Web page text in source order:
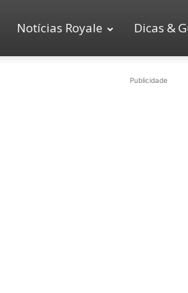
Notícias Royale Dicas &
Publicidade